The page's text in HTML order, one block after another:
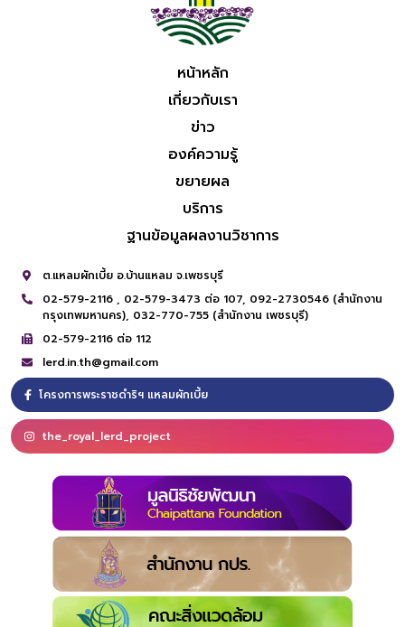
หน้าหลัก
เกี่ยวกับเรา
ข่าว
องค์ความรู้
ขยายผล
บริการ
ฐานข้อมูลผลงานวิชาการ
ต.แหลมผักเบี้ย อ.บ้านแหลม จ.เพชรบุรี
02-579-2116 , 02-579-3473 ต่อ 107, 092-2730546 (สำนักงาน
กรุงเทพมหานคร), 032-770-755 (สำนักงาน เพชรบุรี)
02-579-2116 ต่อ 112
lerd.in.th@gmail.com
โครงการพระราชดำริฯ แหลมผักเบี้ย
the_royal_lerd_project